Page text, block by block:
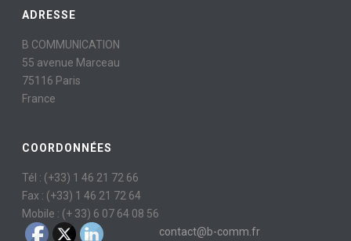
ADRESSE
B COMMUNICATION
55 avenue Marceau
75116 Paris
France
COORDONNÉES
Tél : (+33) 1 46 21 72 66
Fax : (+33) 1 46 21 72 64
Mobile : (+ 33) 6 07 64 08 56
contact@b-comm.fr